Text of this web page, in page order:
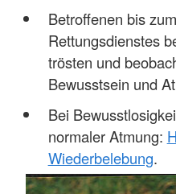
Betroffenen bis
Rettungsdienstes
trösten und
Bewusstsein und
Bei
normaler Atmung:
Wiederbelebung.